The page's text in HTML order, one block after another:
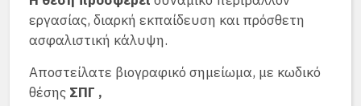
εργασίας, διαρκή εκπαίδευση και πρόσθετη
ασφαλιστική κάλυψη.
Αποστείλατε βιογραφικό σημείωμα, με κωδικό
θέσης ΣΠΓ ,